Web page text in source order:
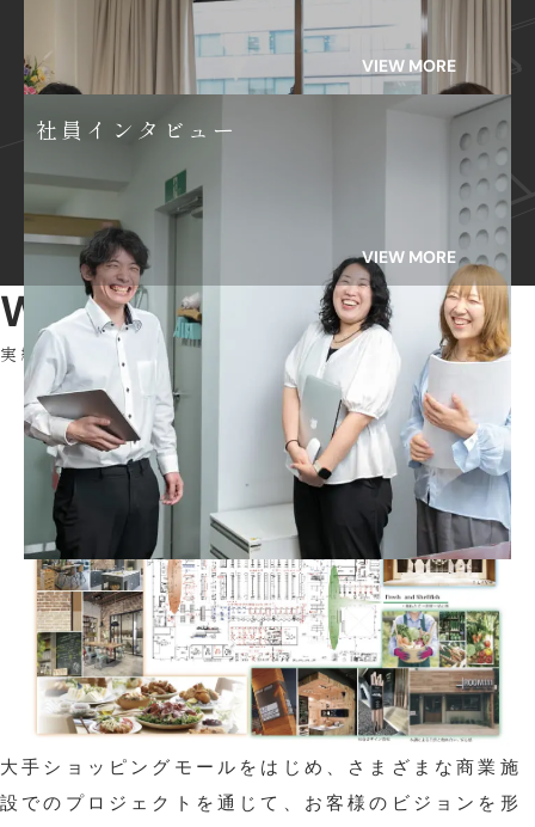
VIEW MORE
社員インタビュー
VIEW MORE
実績紹介
Works
大手ショッピングモールをはじめ、さまざまな商業施
設でのプロジェクトを通じて、お客様のビジョンを形